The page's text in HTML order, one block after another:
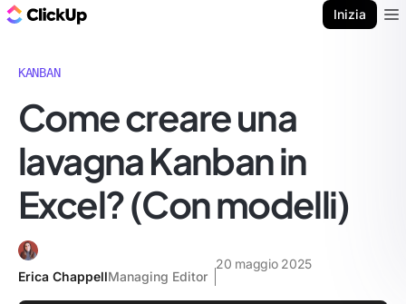
Inizia
KANBAN
Come creare una
lavagna Kanban in
Excel? (Con modelli)
Erica ChappellManaging Editor
20 maggio 2025